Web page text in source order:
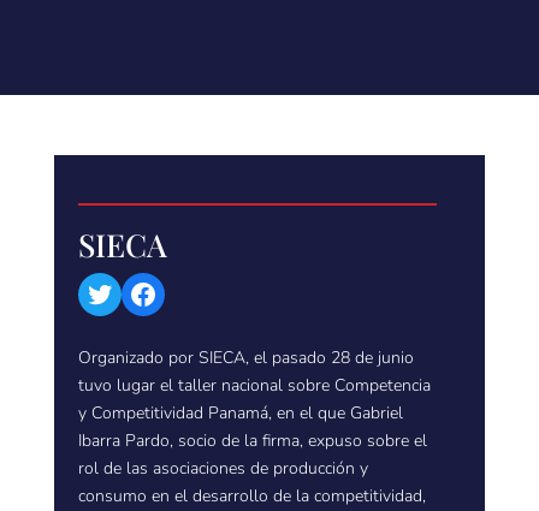
SIECA
TwitterFacebook
Organizado por SIECA, el pasado 28 de junio
tuvo lugar el taller nacional sobre Competencia
y Competitividad Panamá, en el que Gabriel
Ibarra Pardo, socio de la firma, expuso sobre el
rol de las asociaciones de producción y
consumo en el desarrollo de la competitividad,